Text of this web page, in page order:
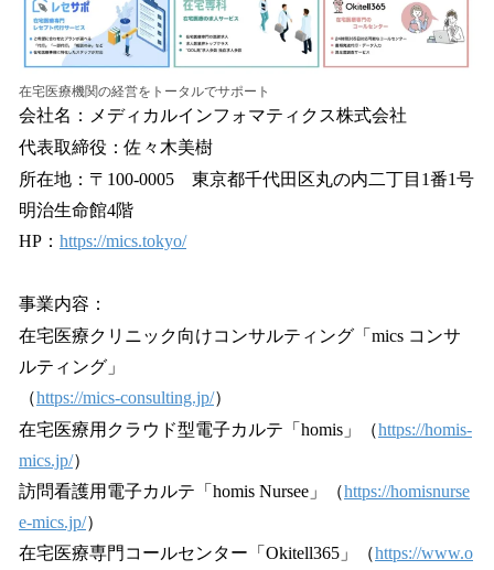
在宅医療機関の経営をトータルでサポート
会社名：メディカルインフォマティクス株式会社
代表取締役：佐々木美樹
所在地：〒100-0005 東京都千代田区丸の内二丁目1番1号
明治生命館4階
HP： https://mics.tokyo/
事業内容：
在宅医療クリニック向けコンサルティング「mics コンサ
ルティング」
（https://mics-consulting.jp/）
在宅医療用クラウド型電子カルテ「homis」（https://homis-
mics.jp/）
訪問看護用電子カルテ「homis Nursee」（https://homisnurse
e-mics.jp/）
在宅医療専門コールセンター「Okitell365」（https://www.o